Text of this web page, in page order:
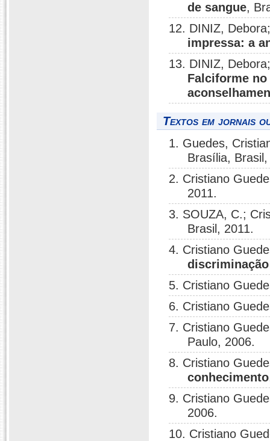
de sangue,
12. DINIZ,
impressa: a
13. DINIZ,
Falciforme
Textos em jornais
1. Guedes,
Brasília,
2. Cristiano
2011.
3. SOUZA, C.;
Brasil, 2011.
4. Cristiano
5. Cristiano
6. Cristiano
7. Cristiano
Paulo, 2006.
8. Cristiano
conhecimento
9. Cristiano
2006.
10. Cristiano